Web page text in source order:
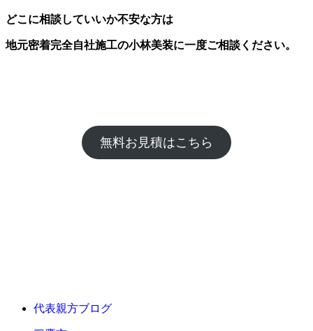
どこに相談していいか不安な方は
地元密着完全自社施工の小林美装に一度ご相談ください。
無料お見積はこちら
代表親方ブログ